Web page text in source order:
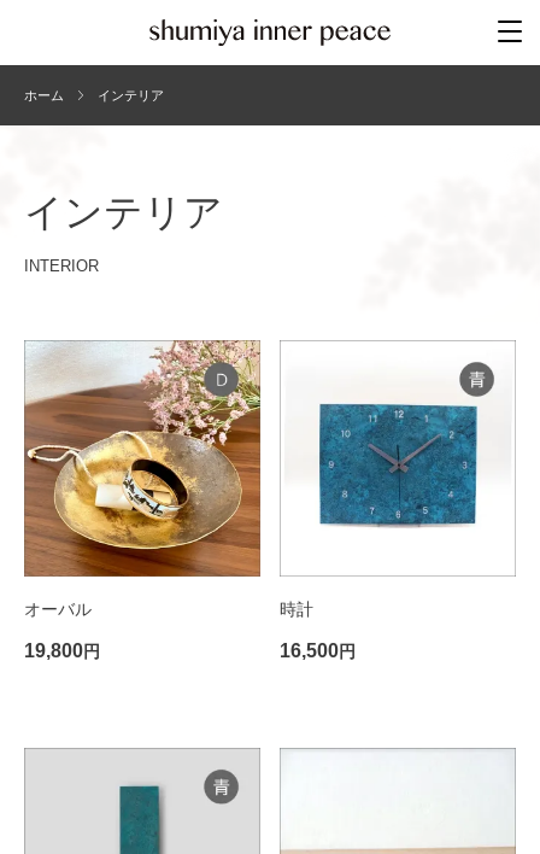
ホーム インテリア
インテリア
INTERIOR
オーバル
19,800円
時計
16,500円